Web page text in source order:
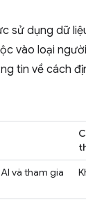
sử dụng dữ
vào loại
tin về cách
và tham gia